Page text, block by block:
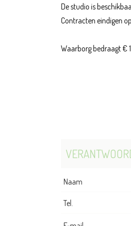
De studio is
Contracten eindigen
Waarborg bedraagt €
Naam
Tel.